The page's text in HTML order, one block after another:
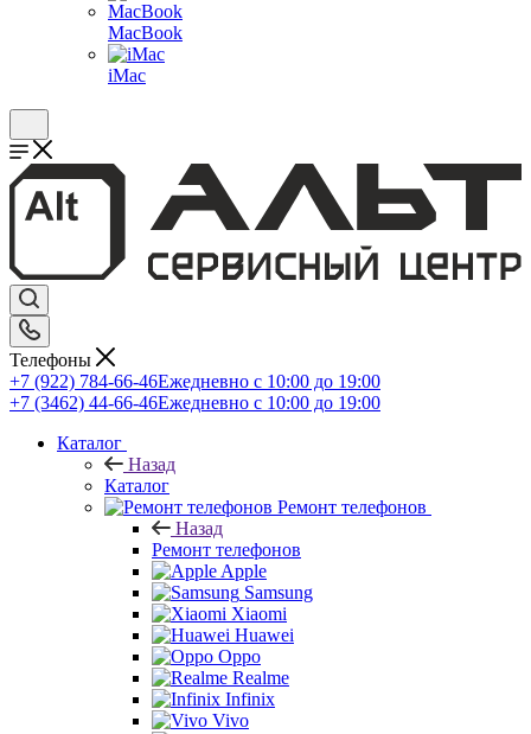
MacBook
iMac
Телефоны
+7 (922) 784-66-46Ежедневно с 10:00 до 19:00
+7 (3462) 44-66-46Ежедневно с 10:00 до 19:00
Каталог
Назад
Каталог
Ремонт телефонов
Назад
Ремонт телефонов
Apple
Samsung
Xiaomi
Huawei
Oppo
Realme
Infinix
Vivo